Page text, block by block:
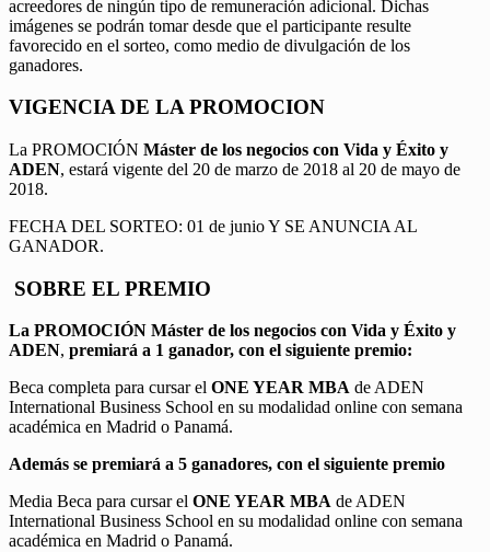
acreedores de ningún tipo de remuneración adicional. Dichas
imágenes se podrán tomar desde que el participante resulte
favorecido en el sorteo, como medio de divulgación de los
ganadores.
VIGENCIA DE LA PROMOCION
La PROMOCIÓN Máster de los negocios con Vida y Éxito y
ADEN, estará vigente del 20 de marzo de 2018 al 20 de mayo de
2018.
FECHA DEL SORTEO: 01 de junio Y SE ANUNCIA AL
GANADOR.
SOBRE EL PREMIO
La PROMOCIÓN Máster de los negocios con Vida y Éxito y
ADEN, premiará a 1 ganador, con el siguiente premio:
Beca completa para cursar el ONE YEAR MBA de ADEN
International Business School en su modalidad online con semana
académica en Madrid o Panamá.
Además se premiará a 5 ganadores, con el siguiente premio
Media Beca para cursar el ONE YEAR MBA de ADEN
International Business School en su modalidad online con semana
académica en Madrid o Panamá.